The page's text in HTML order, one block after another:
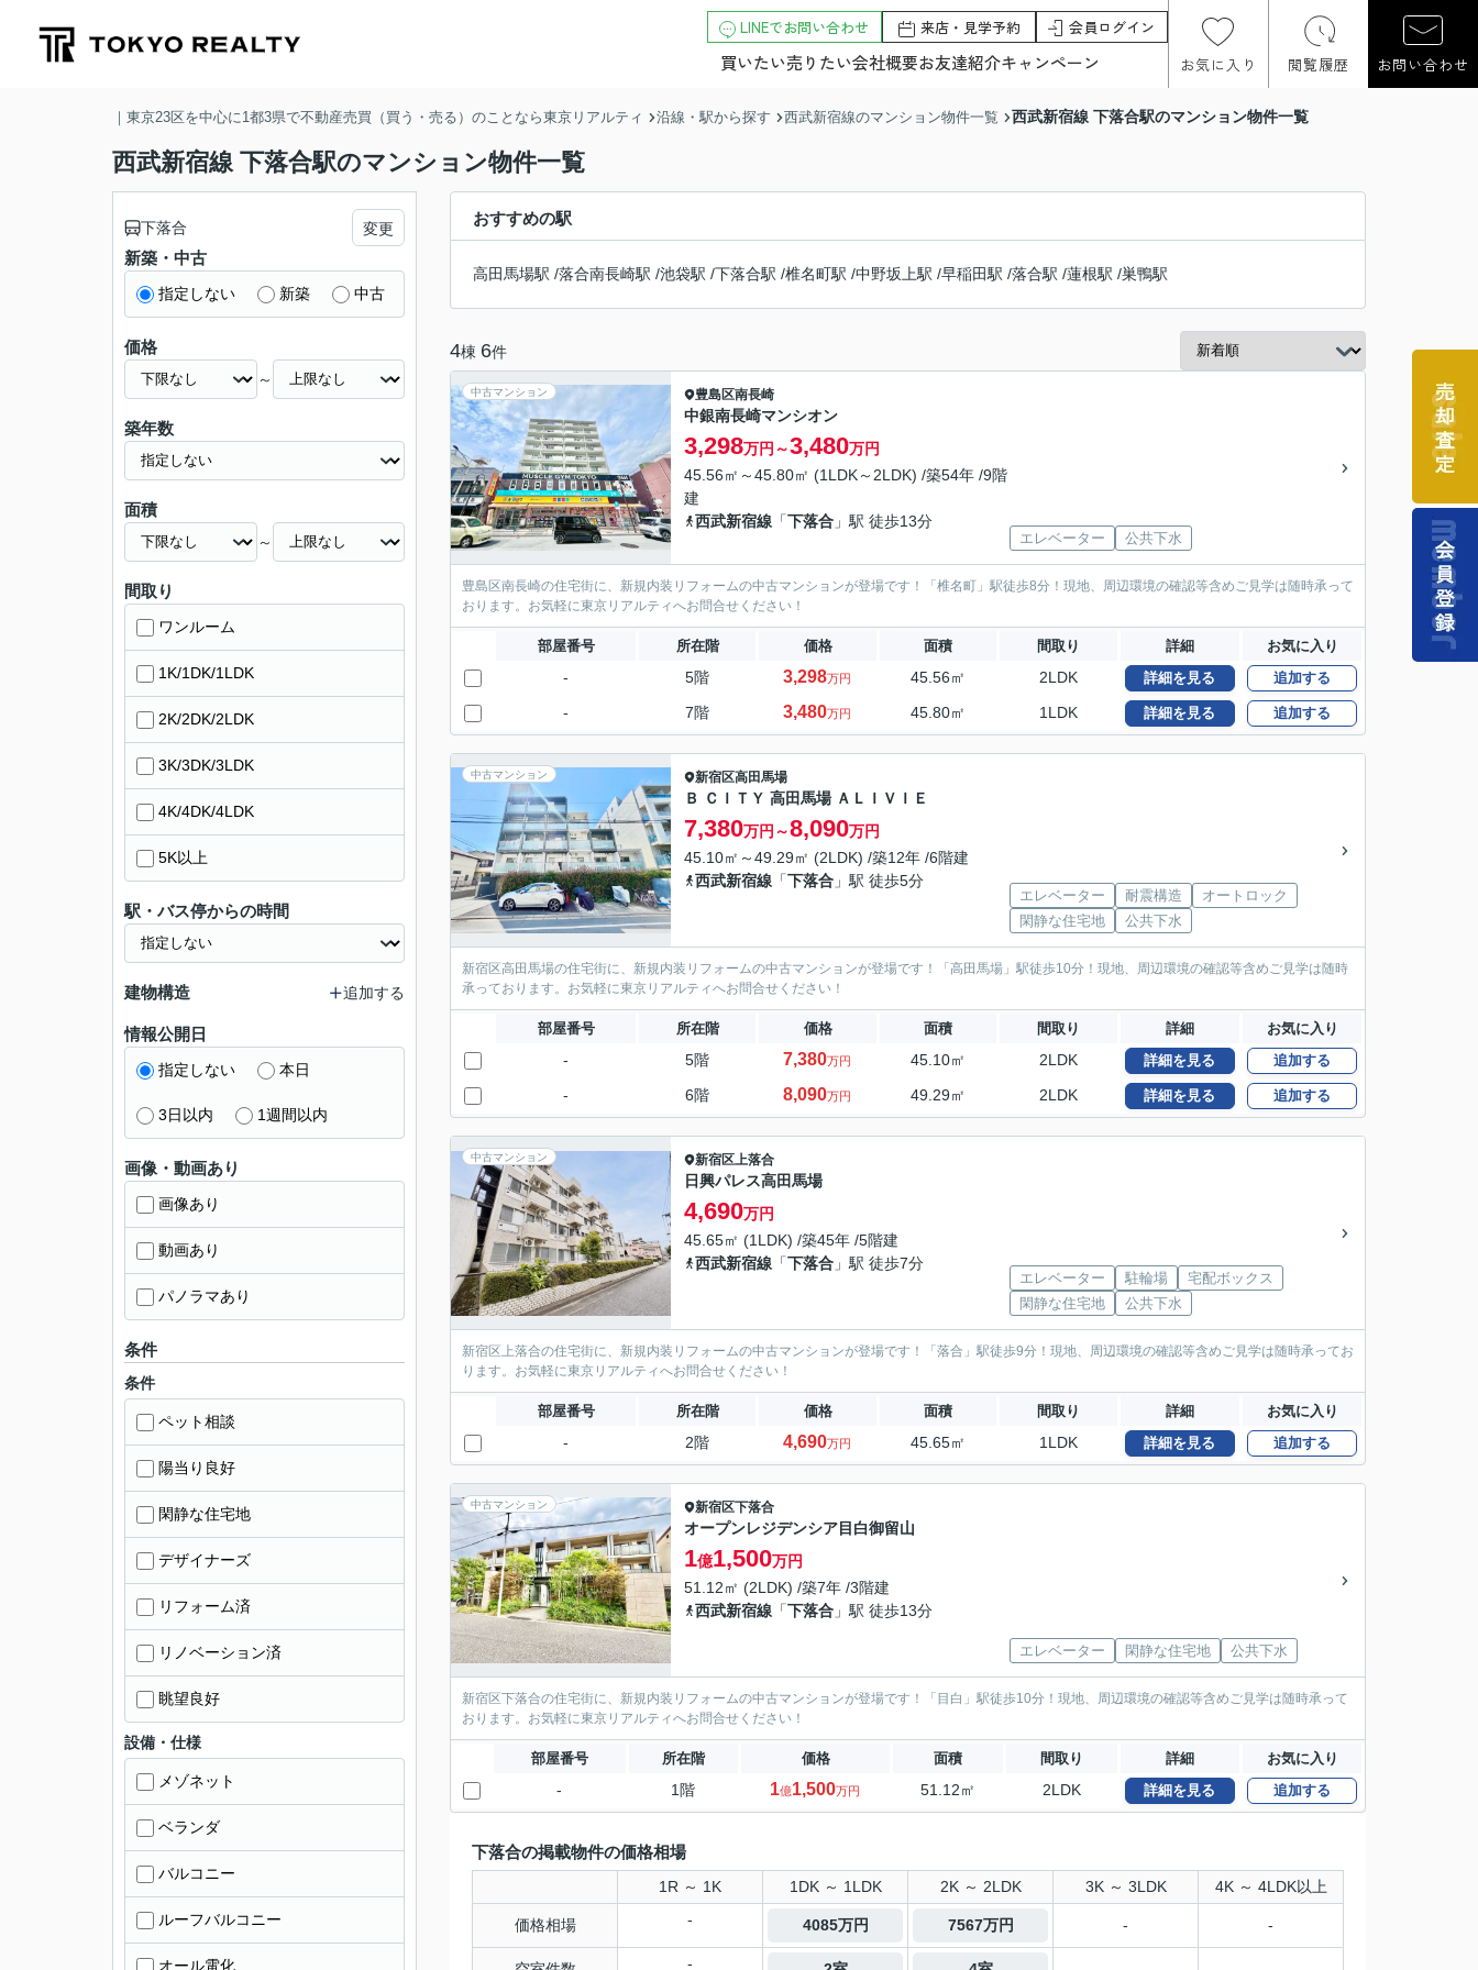
LINEでお問い合わせ 来店・見学予約 会員ログイン
買いたい売りたい会社概要お友達紹介キャンペーン お気に入り 閲覧履歴 お問い合わせ
｜東京23区を中心に1都3県で不動産売買（買う・売る）のことなら東京リアルティ 沿線・駅から探す 西武新宿線のマンション物件一覧 西武新宿線 下落合駅のマンション物件一覧
西武新宿線 下落合駅のマンション物件一覧
おすすめの駅
高田馬場駅 /落合南長崎駅 /池袋駅 /下落合駅 /椎名町駅 /中野坂上駅 /早稲田駅 /落合駅 /蓮根駅 /巣鴨駅
4棟 6件
中古マンション 豊島区南長崎
中銀南長崎マンシオン
3,298万円～3,480万円
45.56㎡～45.80㎡ (1LDK～2LDK) /築54年 /9階
建
西武新宿線 「下落合 」駅 徒歩13分
エレベーター 公共下水
豊島区南長崎の住宅街に、新規内装リフォームの中古マンションが登場です！「椎名町」駅徒歩8分！現地、周辺環境の確認等含めご見学は随時承って
おります。お気軽に東京リアルティへお問合せください！
部屋番号 所在階 価格 面積 間取り 詳細 お気に入り
- 5階 3,298万円 45.56㎡ 2LDK 詳細を見る 追加する
- 7階 3,480万円 45.80㎡ 1LDK 詳細を見る 追加する
中古マンション 新宿区高田馬場
Ｂ ＣＩＴＹ 高田馬場 ＡＬＩＶＩＥ
7,380万円～8,090万円
45.10㎡～49.29㎡ (2LDK) /築12年 /6階建
西武新宿線 「下落合 」駅 徒歩5分
エレベーター 耐震構造
オートロック
閑静な住宅地
公共下水
新宿区高田馬場の住宅街に、新規内装リフォームの中古マンションが登場です！「高田馬場」駅徒歩10分！現地、周辺環境の確認等含めご見学は随時
承っております。お気軽に東京リアルティへお問合せください！
部屋番号 所在階 価格 面積 間取り 詳細 お気に入り
- 5階 7,380万円 45.10㎡ 2LDK 詳細を見る 追加する
- 6階 8,090万円 49.29㎡ 2LDK 詳細を見る 追加する
中古マンション 新宿区上落合
日興パレス高田馬場
4,690万円
45.65㎡ (1LDK) /築45年 /5階建
西武新宿線 「下落合 」駅 徒歩7分
エレベーター 駐輪場
宅配ボックス
閑静な住宅地
公共下水
新宿区上落合の住宅街に、新規内装リフォームの中古マンションが登場です！「落合」駅徒歩9分！現地、周辺環境の確認等含めご見学は随時承ってお
ります。お気軽に東京リアルティへお問合せください！
部屋番号 所在階 価格 面積 間取り 詳細 お気に入り
- 2階 4,690万円 45.65㎡ 1LDK 詳細を見る 追加する
中古マンション 新宿区下落合
オープンレジデンシア目白御留山
1億1,500万円
51.12㎡ (2LDK) /築7年 /3階建
西武新宿線 「下落合 」駅 徒歩13分
エレベーター 閑静な住宅地 公共下水
新宿区下落合の住宅街に、新規内装リフォームの中古マンションが登場です！「目白」駅徒歩10分！現地、周辺環境の確認等含めご見学は随時承って
おります。お気軽に東京リアルティへお問合せください！
部屋番号 所在階 価格 面積 間取り 詳細 お気に入り
- 1階 1億1,500万円 51.12㎡ 2LDK 詳細を見る 追加する
下落合の掲載物件の価格相場
1R ～ 1K 1DK ～ 1LDK 2K ～ 2LDK 3K ～ 3LDK 4K ～ 4LDK以上
価格相場 - 4085万円 7567万円 - -
-
下落合 変更
新築・中古
指定しない 新築 中古
価格
～
築年数
面積
～
間取り
ワンルーム
1K/1DK/1LDK
2K/2DK/2LDK
3K/3DK/3LDK
4K/4DK/4LDK
5K以上
駅・バス停からの時間
建物構造 追加する
情報公開日
指定しない 本日
3日以内 1週間以内
画像・動画あり
画像あり
動画あり
パノラマあり
条件
条件
ペット相談
陽当り良好
閑静な住宅地
デザイナーズ
リフォーム済
リノベーション済
眺望良好
設備・仕様
メゾネット
ベランダ
バルコニー
ルーフバルコニー
オール電化